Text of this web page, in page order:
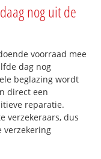
nog uit de
voorraad mee
dag nog
beglazing wordt
direct een
reparatie.
verzekeraars, dus
verzekering